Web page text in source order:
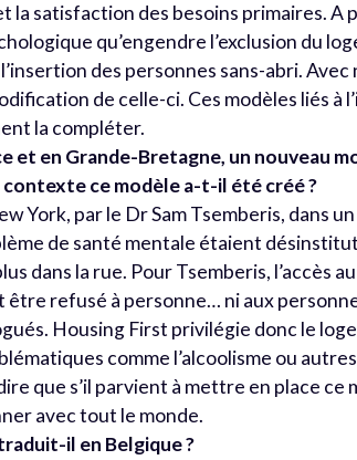
satisfaction des besoins primaires. A
qu’engendre l’exclusion du
des personnes sans-abri.
de celle-ci. Ces modèles liés à
la compléter.
et en Grande-Bretagne, un nouveau
contexte ce modèle a-t-il été créé ?
York, par le Dr Sam Tsemberis, dans
de santé mentale étaient
dans la rue. Pour Tsemberis, l’accès
refusé à personne… ni aux
Housing First privilégie donc le
comme l’alcoolisme ou
que s’il parvient à mettre en place ce
avec tout le monde.
il en Belgique ?